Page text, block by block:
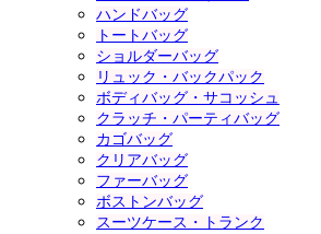
ハンドバッグ
トートバッグ
ショルダーバッグ
リュック・バックパック
ボディバッグ・サコッシュ
クラッチ・パーティバッグ
カゴバッグ
クリアバッグ
ファーバッグ
ボストンバッグ
スーツケース・トランク